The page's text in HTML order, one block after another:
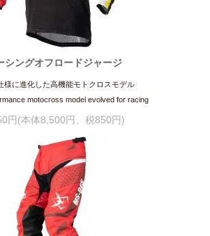
シングオフロードジャージ
様に進化した高機能モトクロスモデル
motocross model evolved for racing
円(本体8,500円、税850円)